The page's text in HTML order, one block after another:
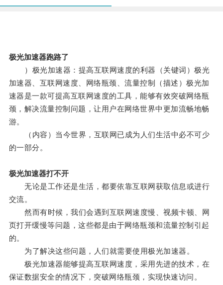
极光加速器跑路了
）极光加速器：提高互联网速度的利器（关键词）极光
加速器、互联网速度、网络瓶颈、流量控制（描述）极光加
速器是一款可提高互联网速度的工具，能够有效突破网络瓶
颈，解决流量控制问题，让用户在网络世界中更加流畅地畅
游。
（内容）当今世界，互联网已成为人们生活中必不可少
的一部分。
极光加速器打不开
无论是工作还是生活，都要依靠互联网获取信息或进行
交流。
然而有时候，我们会遇到互联网速度慢、视频卡顿、网
页打开缓慢等问题，这些都是由于网络瓶颈和流量控制引起
的。
为了解决这些问题，人们就需要使用极光加速器。
极光加速器能够提高互联网速度，采用先进的技术，在
保证数据安全的情况下，突破网络瓶颈，实现快速访问。